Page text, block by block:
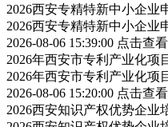
2026西安专精特新中小企业
2026西安专精特新中小企业
2026-08-06 15:39:00 点击查看
2026年西安市专利产业化
2026年西安市专利产业化
2026-08-06 15:20:00 点击查看
2026西安知识产权优势企业